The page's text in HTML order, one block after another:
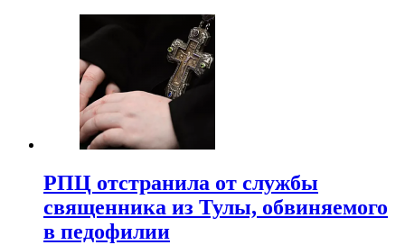
РПЦ отстранила от службы
священника из Тулы, обвиняемого
в педофилии